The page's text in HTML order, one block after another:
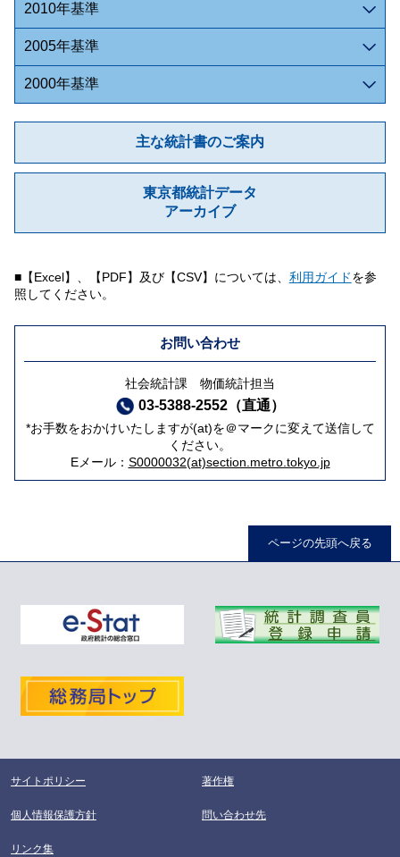
2010年基準
2005年基準
2000年基準
主な統計書のご案内
東京都統計データ
アーカイブ
■【Excel】、【PDF】及び【CSV】については、 利用ガイドを参
照してください。
お問い合わせ
社会統計課 物価統計担当
03-5388-2552（直通）
*お手数をおかけいたしますが(at)を＠マークに変えて送信して
ください。
Eメール： S0000032(at)section.metro.tokyo.jp
ページの先頭へ戻る
サイトポリシー 著作権
個人情報保護方針 問い合わせ先
リンク集